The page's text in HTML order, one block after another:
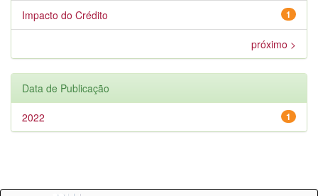
1
Impacto do Crédito
próximo >
Data de Publicação
1
2022